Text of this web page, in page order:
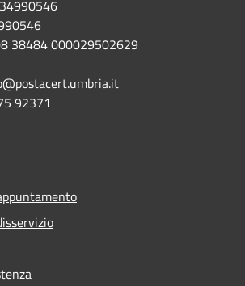
38484 000029502629
92371